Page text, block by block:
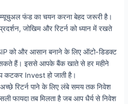
म्यूचुअल फंड का चयन करना बेहद जरूरी है।
जोखिम और रिटर्न को ध्यान में रखते
को और आसान बनाने के लिए ऑटो-डिडक्ट
सकते हैं। इससे आपके बैंक खाते से हर महीने
कटकर Invest हो जाती है।
रिटर्न पाने के लिए लंबे समय तक निवेश
फायदा तब मिलता है जब आप धैर्य से निवेश